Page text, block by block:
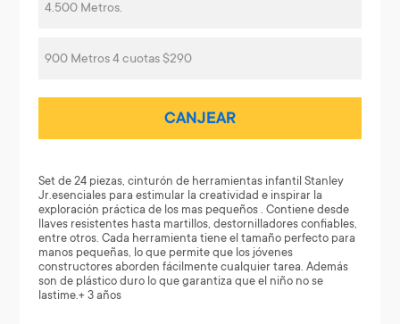
4.500 Metros.
900 Metros 4 cuotas $290
CANJEAR
Set de 24 piezas, cinturón de herramientas infantil Stanley
Jr.esenciales para estimular la creatividad e inspirar la
exploración práctica de los mas pequeños . Contiene desde
llaves resistentes hasta martillos, destornilladores confiables,
entre otros. Cada herramienta tiene el tamaño perfecto para
manos pequeñas, lo que permite que los jóvenes
constructores aborden fácilmente cualquier tarea. Además
son de plástico duro lo que garantiza que el niño no se
lastime.+ 3 años